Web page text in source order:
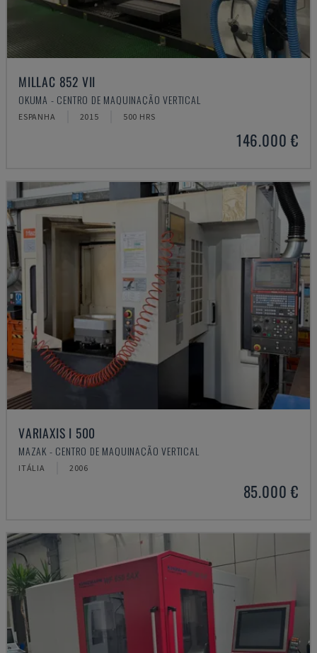
MILLAC 852 VII
OKUMA - CENTRO DE MAQUINAÇÃO VERTICAL
ESPANHA 2015 500 HRS
146.000 €
VARIAXIS I 500
MAZAK - CENTRO DE MAQUINAÇÃO VERTICAL
ITÁLIA 2006
85.000 €